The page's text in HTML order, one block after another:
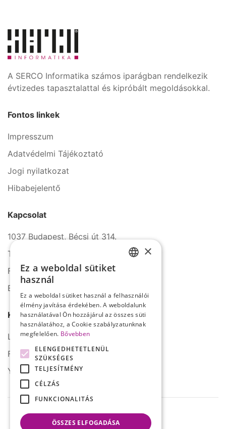
A SERCO Informatika számos iparágban rendelkezik
évtizedes tapasztalattal és kipróbált megoldásokkal.
Fontos linkek
Impresszum
Adatvédelmi Tájékoztató
Jogi nyilatkozat
Hibabejelentő
Kapcsolat
1037 Budapest, Bécsi út 314.
Tel.: +36 1 272 2140
Fax: +36 1 272 2150
E-mail: info@serco.hu
Kövessen minket
LinkedIn
Facebook
YouTube
×
Ez a weboldal sütiket
használ
Ez a weboldal sütiket használ a felhasználói
élmény javítása érdekében. A weboldalunk
használatával Ön hozzájárul az összes süti
használatához, a Cookie szabályzatunknak
megfelelően. Bővebben
ELENGEDHETETLENÜL
SZÜKSÉGES
TELJESÍTMÉNY
CÉLZÁS
FUNKCIONALITÁS
ÖSSZES ELFOGADÁSA